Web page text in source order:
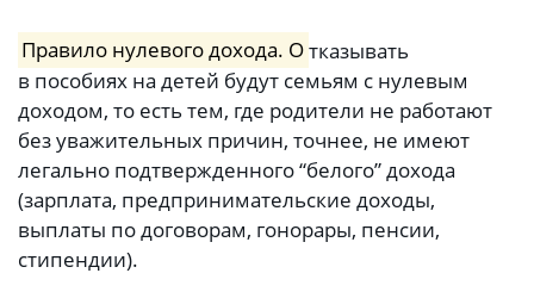
Правило нулевого дохода. Отказывать
в пособиях на детей будут семьям с нулевым
доходом, то есть тем, где родители не работают
без уважительных причин, точнее, не имеют
легально подтвержденного “белого” дохода
(зарплата, предпринимательские доходы,
выплаты по договорам, гонорары, пенсии,
стипендии).